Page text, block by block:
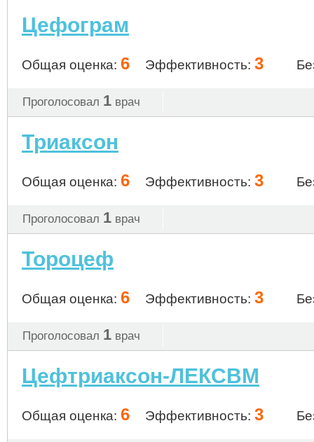
Цефограм
Общая оценка: 6 Эффективность: 3
Проголосовал 1 врач
Триаксон
Общая оценка: 6 Эффективность: 3
Проголосовал 1 врач
Тороцеф
Общая оценка: 6 Эффективность: 3
Проголосовал 1 врач
Цефтриаксон-ЛЕКСВМ
Общая оценка: 6 Эффективность: 3